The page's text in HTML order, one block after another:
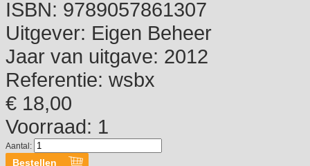
ISBN: 9789057861307
Uitgever: Eigen Beheer
Jaar van uitgave: 2012
Referentie: wsbx
€ 18,00
Voorraad: 1
Aantal: